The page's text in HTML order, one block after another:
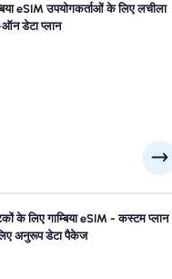
eSIM उपयोगकर्ताओं के लिए लचीला
डेटा प्लान
अपनी योजना का विस्तार करें? सीमलेस
लेने के लिए बस अपने गाम्बिया eSIM में
योजना समाप्त हो जाती है, तो
जाता है जो आपको बिना किसी रुकावट के
के लिए गाम्बिया eSIM - कस्टम प्लान
अनुरूप डेटा पैकेज
गाम्बिया eSIM डेटा पैकेजों से चुनें, जो कि
के साथ हर जरूरत के अनुरूप हैं। हमारे
सक्रियण की आवश्यकता होती है, कृपया
लिए अपने इंस्टॉलेशन ईमेल की जांच करें।